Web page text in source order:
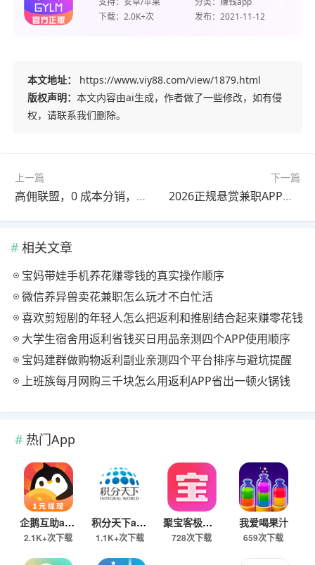
下载： 2.0K+次 发布： 2021-11-12
本文地址：
https://www.viy88.com/view/1879.html
版权声明： 本文内容由ai生成，作者做了一些修改，如有侵
权，请联系我们删除。
上一篇
高佣联盟，0 成本分销，自用省钱、分享赚钱
下一篇
2026正规悬赏兼职APP推荐：赏帮赚/趣闲赚/企鹅互助/秒单，碎片时间日入50+
相关文章
宝妈带娃手机养花赚零钱的真实操作顺序
微信养异兽卖花兼职怎么玩才不白忙活
喜欢剪短剧的年轻人怎么把返利和推剧结合起来赚零花钱
大学生宿舍用返利省钱买日用品亲测四个APP使用顺序
宝妈建群做购物返利副业亲测四个平台排序与避坑提醒
上班族每月网购三千块怎么用返利APP省出一顿火锅钱
热门App
企鹅互助app
2.1K+次下载
积分天下app
1.1K+次下载
聚宝客极速版
728次下载
我爱喝果汁
659次下载